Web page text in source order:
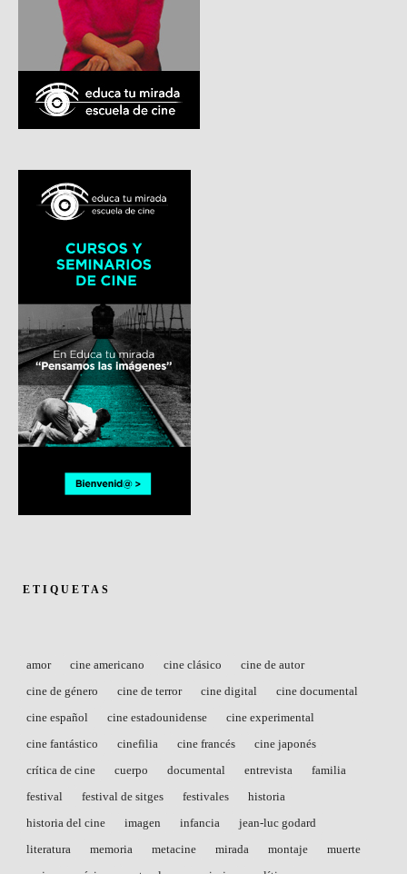
ETIQUETAS
amor cine americano cine clásico
cine de autor
cine de género
cine de terror cine digital
cine documental
cine español
cine estadounidense
cine experimental
cine fantástico
cinefilia cine francés
cine japonés
crítica de cine
cuerpo documental entrevista
familia
festival
festival de sitges festivales
historia
historia del cine
imagen infancia
jean-luc godard
literatura
memoria metacine mirada montaje
muerte